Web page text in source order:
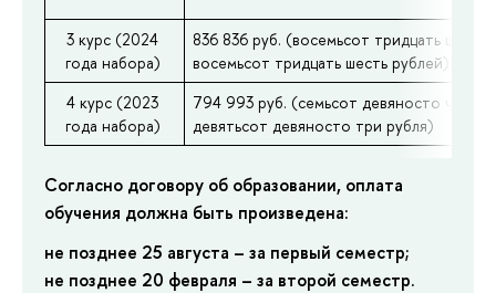
3 курс (2024
года набора)
836 836 руб. (восемьсот тридцать шесть
восемьсот тридцать шесть рублей)
4 курс (2023
года набора)
794 993 руб. (семьсот девяносто
девятьсот девяносто три рубля)
Согласно договору об образовании, оплата
обучения должна быть произведена:
не позднее 25 августа – за первый семестр;
не позднее 20 февраля – за второй семестр.